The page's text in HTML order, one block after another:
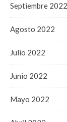
Septiembre 2022
Agosto 2022
Julio 2022
Junio 2022
Mayo 2022